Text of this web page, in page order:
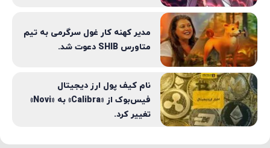
مدیر کهنه کار غول سرگرمی به تیم
متاورس SHIB دعوت شد.
نام کیف پول ارز دیجیتال
فیس‌بوک از «Calibra» به «Novi»
تغییر کرد.